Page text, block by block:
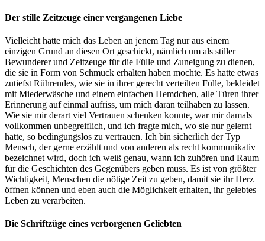
Der stille Zeitzeuge einer vergangenen Liebe
Vielleicht hatte mich das Leben an jenem Tag nur aus einem
einzigen Grund an diesen Ort geschickt, nämlich um als stiller
Bewunderer und Zeitzeuge für die Fülle und Zuneigung zu dienen,
die sie in Form von Schmuck erhalten haben mochte. Es hatte etwas
zutiefst Rührendes, wie sie in ihrer gerecht verteilten Fülle, bekleidet
mit Miederwäsche und einem einfachen Hemdchen, alle Türen ihrer
Erinnerung auf einmal aufriss, um mich daran teilhaben zu lassen.
Wie sie mir derart viel Vertrauen schenken konnte, war mir damals
vollkommen unbegreiflich, und ich fragte mich, wo sie nur gelernt
hatte, so bedingungslos zu vertrauen. Ich bin sicherlich der Typ
Mensch, der gerne erzählt und von anderen als recht kommunikativ
bezeichnet wird, doch ich weiß genau, wann ich zuhören und Raum
für die Geschichten des Gegenübers geben muss. Es ist von größter
Wichtigkeit, Menschen die nötige Zeit zu geben, damit sie ihr Herz
öffnen können und eben auch die Möglichkeit erhalten, ihr gelebtes
Leben zu verarbeiten.
Die Schriftzüge eines verborgenen Geliebten